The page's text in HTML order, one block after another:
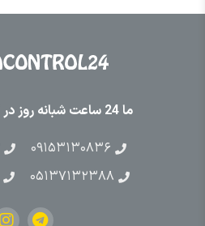
ما 24 ساعت شبانه روز در کنار شما هستیم
۰۹۱۵۳۱۳۰۸۳۶
۰۵۱۳۷۱۳۲۳۸۸